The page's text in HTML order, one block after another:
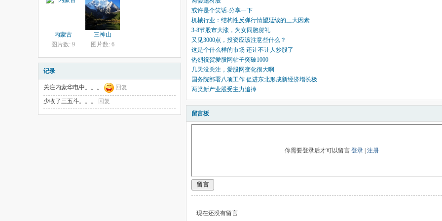
内蒙古
图片数: 9
三神山
图片数: 6
记录
关注内蒙华电中。。。 回复
少收了三五斗。。。 回复
或许是个笑话-分享一下
机械行业：结构性反弹行情望延续的三大因素
3-8节股市大涨，为女同胞贺礼
又见3000点，投资应该注意些什么？
这是个什么样的市场 还让不让人炒股了
热烈祝贺爱股网帖子突破1000
几天没关注，爱股网变化很大啊
国务院部署八项工作 促进东北形成新经济增长极
两类新产业股受主力追捧
留言板
你需要登录后才可以留言 登录| 注册
留言
现在还没有留言